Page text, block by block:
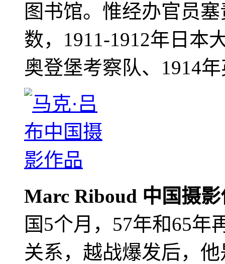
图书馆。惟经办官员
数，1911-1912年日本
奥登堡考察队、1914
Marc Riboud 中国摄
国5个月，57年和65年
关系，越战爆发后，